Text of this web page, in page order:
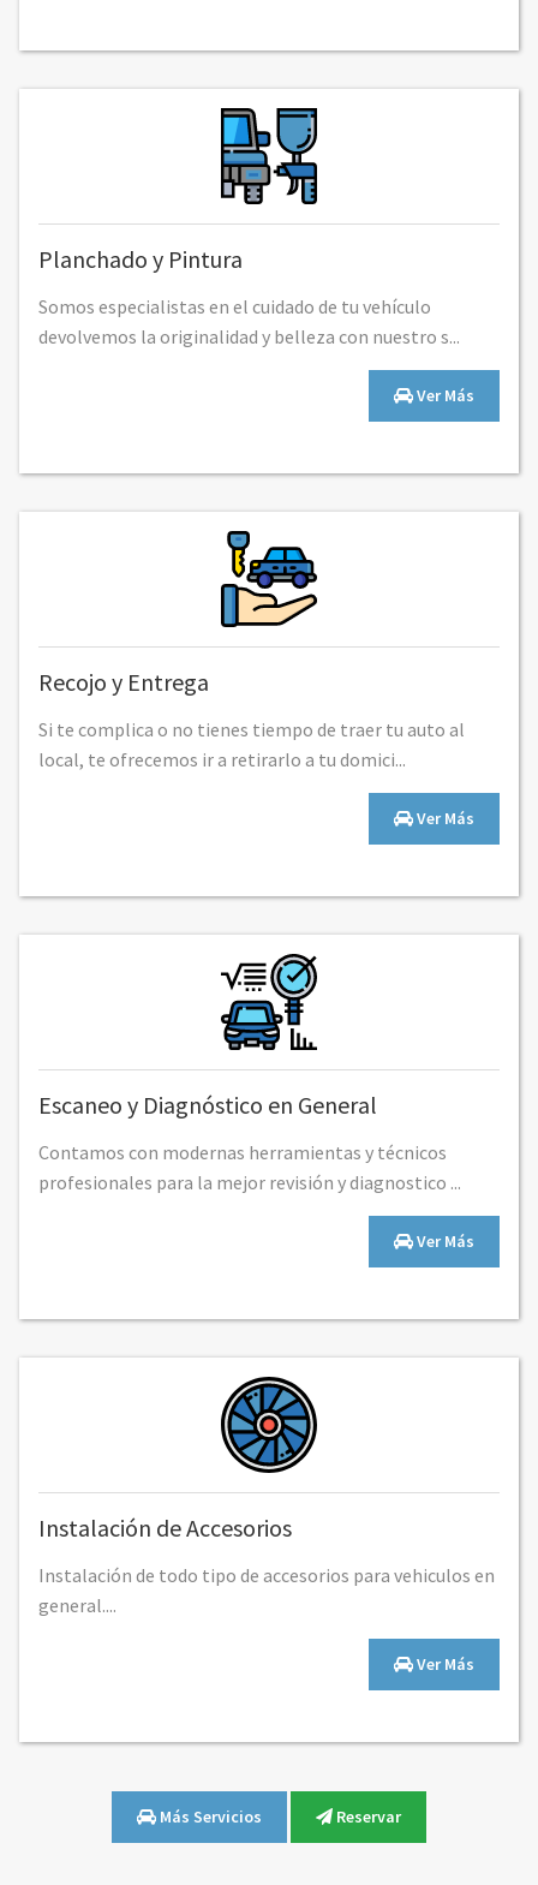
Planchado y Pintura
Somos especialistas en el cuidado de tu vehículo
devolvemos la originalidad y belleza con nuestro s...
Ver Más
Recojo y Entrega
Si te complica o no tienes tiempo de traer tu auto al
local, te ofrecemos ir a retirarlo a tu domici...
Ver Más
Escaneo y Diagnóstico en General
Contamos con modernas herramientas y técnicos
profesionales para la mejor revisión y diagnostico ...
Ver Más
Instalación de Accesorios
Instalación de todo tipo de accesorios para vehiculos en
general....
Ver Más
Más Servicios Reservar